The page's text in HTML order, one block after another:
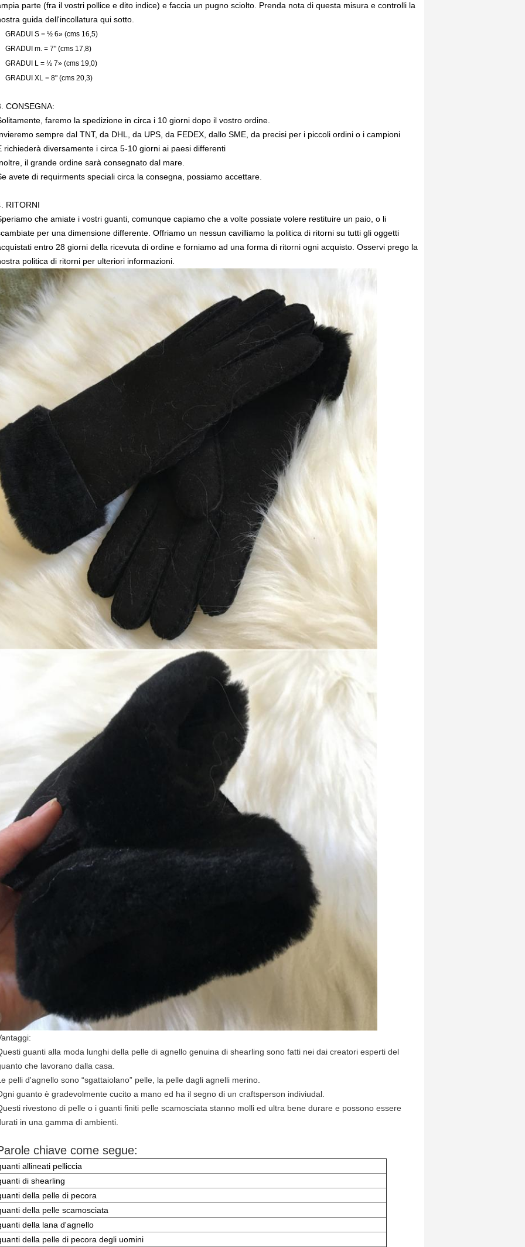
parte (fra il vostri pollice e dito indice) e faccia un pugno sciolto. Prenda nota di questa misura e controlli la
guida dell'incollatura qui sotto.
GRADUI S = ½ 6» (cms 16,5)
GRADUI m. = 7" (cms 17,8)
GRADUI L = ½ 7» (cms 19,0)
GRADUI XL = 8" (cms 20,3)
CONSEGNA:
faremo la spedizione in circa i 10 giorni dopo il vostro ordine.
sempre dal TNT, da DHL, da UPS, da FEDEX, dallo SME, da precisi per i piccoli ordini o i campioni
richiederà diversamente i circa 5-10 giorni ai paesi differenti
il grande ordine sarà consegnato dal mare.
avete di requirments speciali circa la consegna, possiamo accettare.
RITORNI
che amiate i vostri guanti, comunque capiamo che a volte possiate volere restituire un paio, o li
per una dimensione differente. Offriamo un nessun cavilliamo la politica di ritorni su tutti gli oggetti
entro 28 giorni della ricevuta di ordine e forniamo ad una forma di ritorni ogni acquisto. Osservi prego la
politica di ritorni per ulteriori informazioni.
guanti alla moda lunghi della pelle di agnello genuina di shearling sono fatti nei dai creatori esperti del
che lavorano dalla casa.
pelli d'agnello sono “sgattaiolano” pelle, la pelle dagli agnelli merino.
guanto è gradevolmente cucito a mano ed ha il segno di un craftsperson indiviudal.
rivestono di pelle o i guanti finiti pelle scamosciata stanno molli ed ultra bene durare e possono essere
in una gamma di ambienti.
chiave come segue:
allineati pelliccia
di shearling
della pelle di pecora
della pelle scamosciata
della lana d'agnello
della pelle di pecora degli uomini